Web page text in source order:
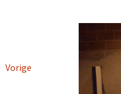
Vorige